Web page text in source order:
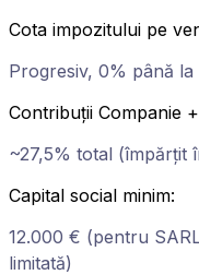
Cota impozitului pe
Progresiv, 0% până la
Contribuții Companie
~27,5% total (împărțit
Capital social minim:
12.000 € (pentru
limitată)